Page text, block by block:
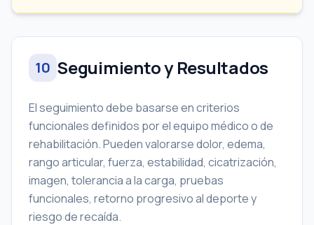
10 Seguimiento y Resultados
El seguimiento debe basarse en criterios
funcionales definidos por el equipo médico o de
rehabilitación. Pueden valorarse dolor, edema,
rango articular, fuerza, estabilidad, cicatrización,
imagen, tolerancia a la carga, pruebas
funcionales, retorno progresivo al deporte y
riesgo de recaída.